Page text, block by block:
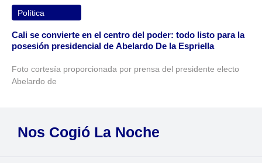
Política
Cali se convierte en el centro del poder: todo listo para la
posesión presidencial de Abelardo De la Espriella
Foto cortesía proporcionada por prensa del presidente electo
Abelardo de
Nos Cogió La Noche